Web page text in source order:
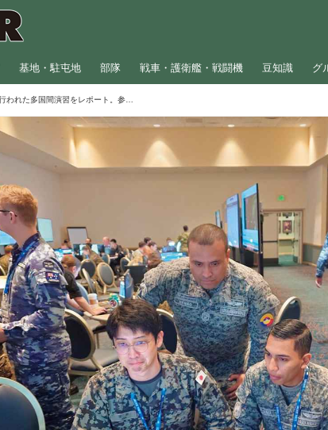
基地・駐屯地 部隊 戦車・護衛艦・戦闘機 豆知識 グ
アメリカ宇宙軍基地で行われた多国間演習をレポート。参加した航空自衛隊員が目指す地球の安全とは？